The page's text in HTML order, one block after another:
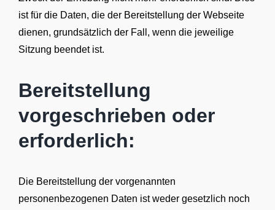
ist für die Daten, die der Bereitstellung der Webseite
dienen, grundsätzlich der Fall, wenn die jeweilige
Sitzung beendet ist.
Bereitstellung
vorgeschrieben oder
erforderlich:
Die Bereitstellung der vorgenannten
personenbezogenen Daten ist weder gesetzlich noch